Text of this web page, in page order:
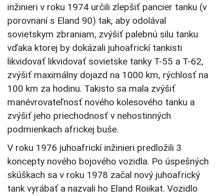
inžinieri v roku 1974 určili zlepšiť pancier tanku (v
porovnaní s Eland 90) tak, aby odolával
sovietskym zbraniam, zvýšiť palebnú silu tanku
vďaka ktorej by dokázali juhoafrickí tankisti
likvidovať likvidovať sovietske tanky T-55 a T-62,
zvýšiť maximálny dojazd na 1000 km, rýchlosť na
100 km za hodinu. Takisto sa mala zvýšiť
manévrovateľnosť nového kolesového tanku a
zvýšiť jeho priechodnosť v nehostinných
podmienkach africkej buše.
V roku 1976 juhoafrickí inžinieri predložili 3
koncepty nového bojového vozidla. Po úspešných
skúškach sa v roku 1978 začal nový juhoafrický
tank vyrábať a nazvali ho Eland Roiikat. Vozidlo